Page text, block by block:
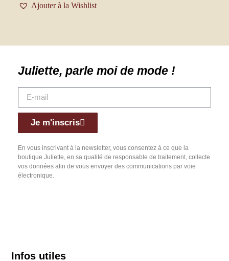
Ajouter à la Wishlist
Juliette, parle moi de mode !
Je m'inscris
En vous inscrivant à la newsletter, vous consentez à ce que la
boutique Juliette, en sa qualité de responsable de traitement, collecte
vos données afin de vous envoyer des communications par voie
électronique.
Infos utiles